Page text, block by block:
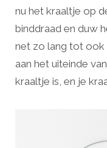
nu het kraaltje op
binddraad en duw
net zo lang tot ook
aan het uiteinde
kraaltje is, en je